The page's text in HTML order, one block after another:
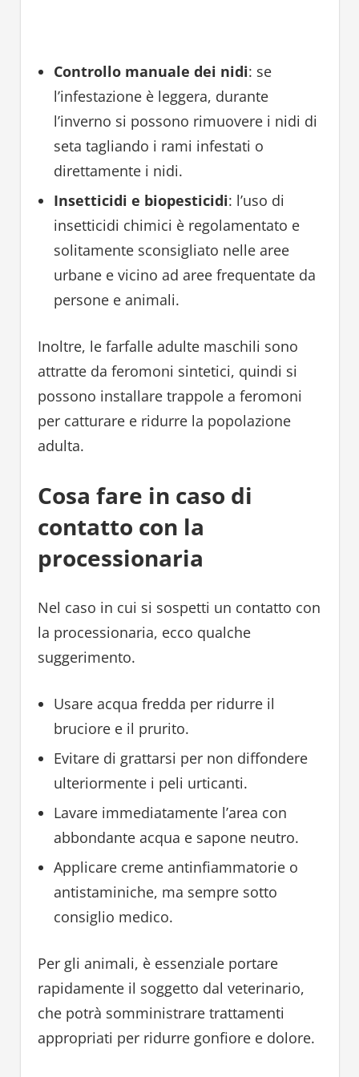
Controllo manuale dei nidi: se
l’infestazione è leggera, durante
l’inverno si possono rimuovere i nidi di
seta tagliando i rami infestati o
direttamente i nidi.
Insetticidi e biopesticidi: l’uso di
insetticidi chimici è regolamentato e
solitamente sconsigliato nelle aree
urbane e vicino ad aree frequentate da
persone e animali.
Inoltre, le farfalle adulte maschili sono
attratte da feromoni sintetici, quindi si
possono installare trappole a feromoni
per catturare e ridurre la popolazione
adulta.
Cosa fare in caso di
contatto con la
processionaria
Nel caso in cui si sospetti un contatto con
la processionaria, ecco qualche
suggerimento.
Usare acqua fredda per ridurre il
bruciore e il prurito.
Evitare di grattarsi per non diffondere
ulteriormente i peli urticanti.
Lavare immediatamente l’area con
abbondante acqua e sapone neutro.
Applicare creme antinfiammatorie o
antistaminiche, ma sempre sotto
consiglio medico.
Per gli animali, è essenziale portare
rapidamente il soggetto dal veterinario,
che potrà somministrare trattamenti
appropriati per ridurre gonfiore e dolore.